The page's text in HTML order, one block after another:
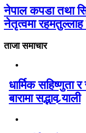
नेपाल कपडा तथा
नेतृत्वमा
ताजा समाचार
धार्मिक सहिष्णुता
बारामा सद्भाव र्‍याली